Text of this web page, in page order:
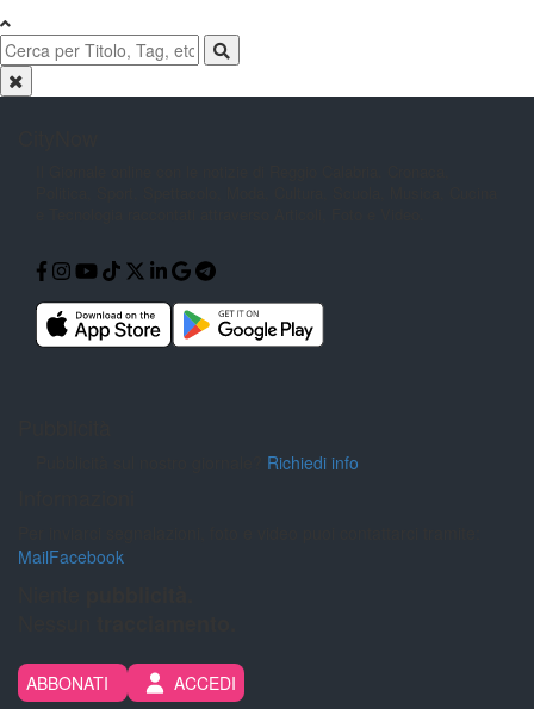
Richiedi info
MailFacebook
ABBONATI ACCEDI